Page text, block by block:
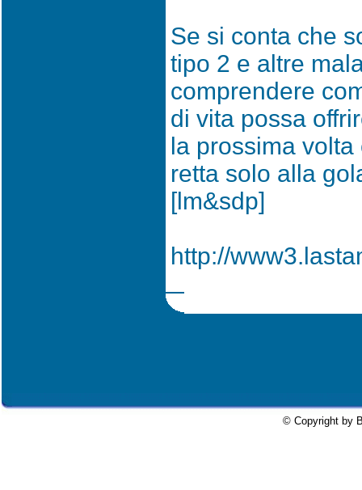
Se si conta che
tipo 2 e altre
comprendere
di vita possa
la prossima
retta solo alla
[lm&sdp]
http://
© Copyright by